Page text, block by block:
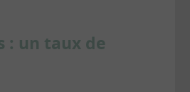
: un taux de